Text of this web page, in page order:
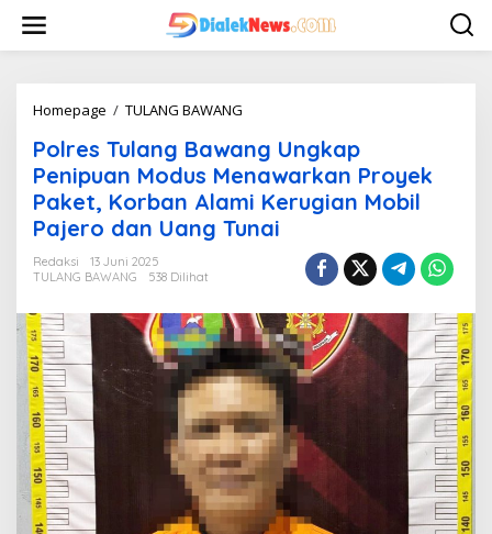
w
Homepage / TULANG BAWANG
l
r
e
s
T
g
B
a
w
a
n
g
U
n
g
Polres Tulang Bawang Ungkap
Penipuan Modus Menawarkan Proyek
Paket, Korban Alami Kerugian Mobil
Pajero dan Uang Tunai
Redaksi
13 Juni 2025
TULANG BAWANG
538 Dilihat